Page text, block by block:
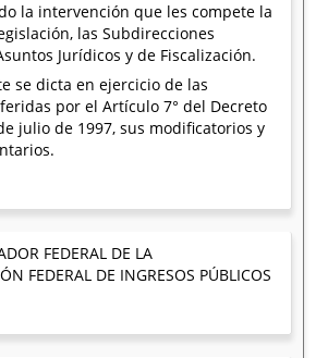
la intervención que les compete la
las Subdirecciones
Jurídicos y de Fiscalización.
se dicta en ejercicio de las
por el Artículo 7° del Decreto
julio de 1997, sus modificatorios y
FEDERAL DE LA
FEDERAL DE INGRESOS PÚBLICOS